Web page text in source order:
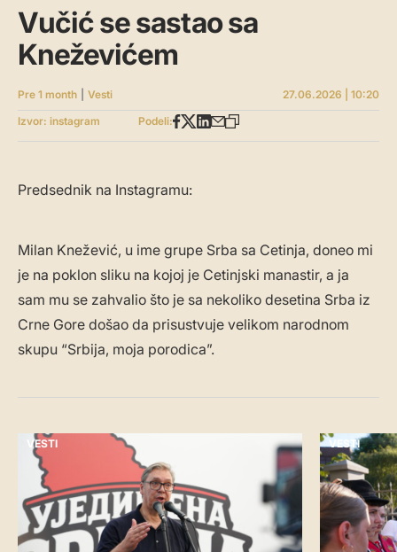
Vučić se sastao sa
Kneževićem
Pre 1 month Vesti
27.06.2026 | 10:20
Izvor: instagram
Podeli:
Predsednik na Instagramu:
Milan Knežević, u ime grupe Srba sa Cetinja, doneo mi
je na poklon sliku na kojoj je Cetinjski manastir, a ja
sam mu se zahvalio što je sa nekoliko desetina Srba iz
Crne Gore došao da prisustvuje velikom narodnom
skupu “Srbija, moja porodica”.
VESTI VESTI